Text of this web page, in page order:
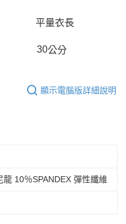
寬 平量衣長
30公分
顯示電腦版詳細說明
龍 10％SPANDEX 彈性纖維